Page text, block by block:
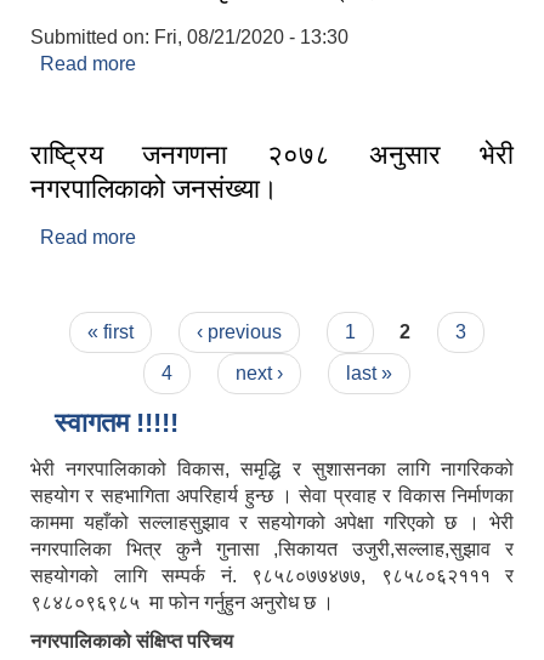
Submitted on: Fri, 08/21/2020 - 13:30
Read more
राष्ट्रिय जनगणना २०७८ अनुसार भेरी
नगरपालिकाको जनसंख्या।
Read more
Pages
« first ‹ previous 1 2
3
4
next › last »
स्वागतम !!!!!
भेरी नगरपालिकाको विकास, समृद्धि र सुशासनका लागि नागरिकको
सहयोग र सहभागिता अपरिहार्य हुन्छ । सेवा प्रवाह र विकास निर्माणका
काममा यहाँको सल्लाहसुझाव र सहयोगको अपेक्षा गरिएको छ । भेरी
नगरपालिका भित्र कुनै गुनासा ,सिकायत उजुरी,सल्लाह,सुझाव र
सहयोगको लागि सम्पर्क नं. ९८५८०७७४७७, ९८५८०६२१११ र
९८४८०९६९८५ मा फोन गर्नुहुन अनुरोध छ ।
नगरपालिकाको संक्षिप्त परिचय